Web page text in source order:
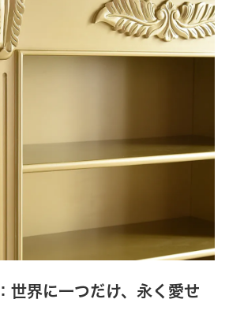
世界に一つだけ、永く愛せ